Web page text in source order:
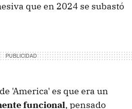
que en 2024 se subastó
'America' es que era un
funcional, pensado